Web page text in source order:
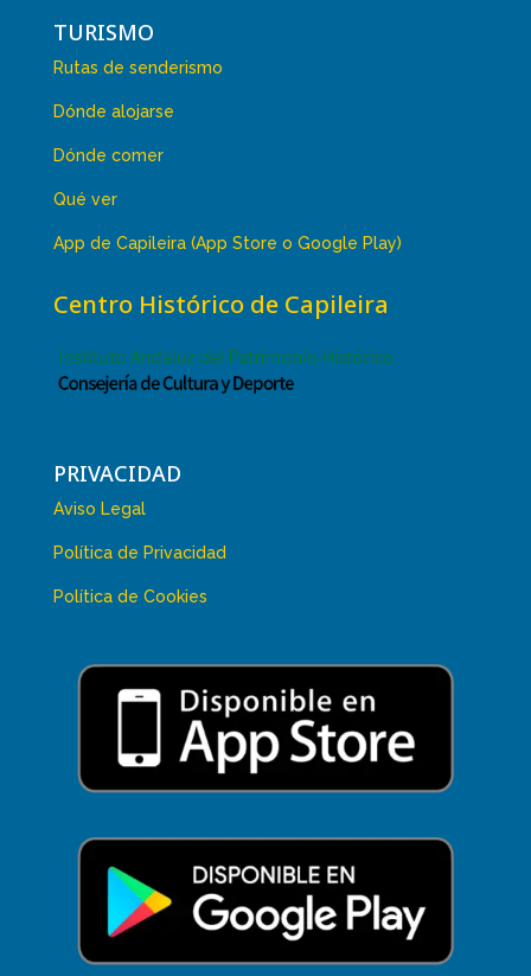
TURISMO
Rutas de senderismo
Dónde alojarse
Dónde comer
Qué ver
App de Capileira (App Store o Google Play)
Centro Histórico de Capileira
PRIVACIDAD
Aviso Legal
Política de Privacidad
Política de Cookies